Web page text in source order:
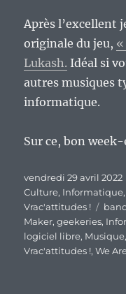
Après l’excellent
originale du jeu, «
Lukash. Idéal si
autres musiques
informatique.
Sur ce, bon
Publié
le
vendredi 29 avril 2022
Culture, Informatique,
Vrac'attitudes !
Maker,geekeries,
logiciel libre, Musique,
Vrac'attitudes !,We